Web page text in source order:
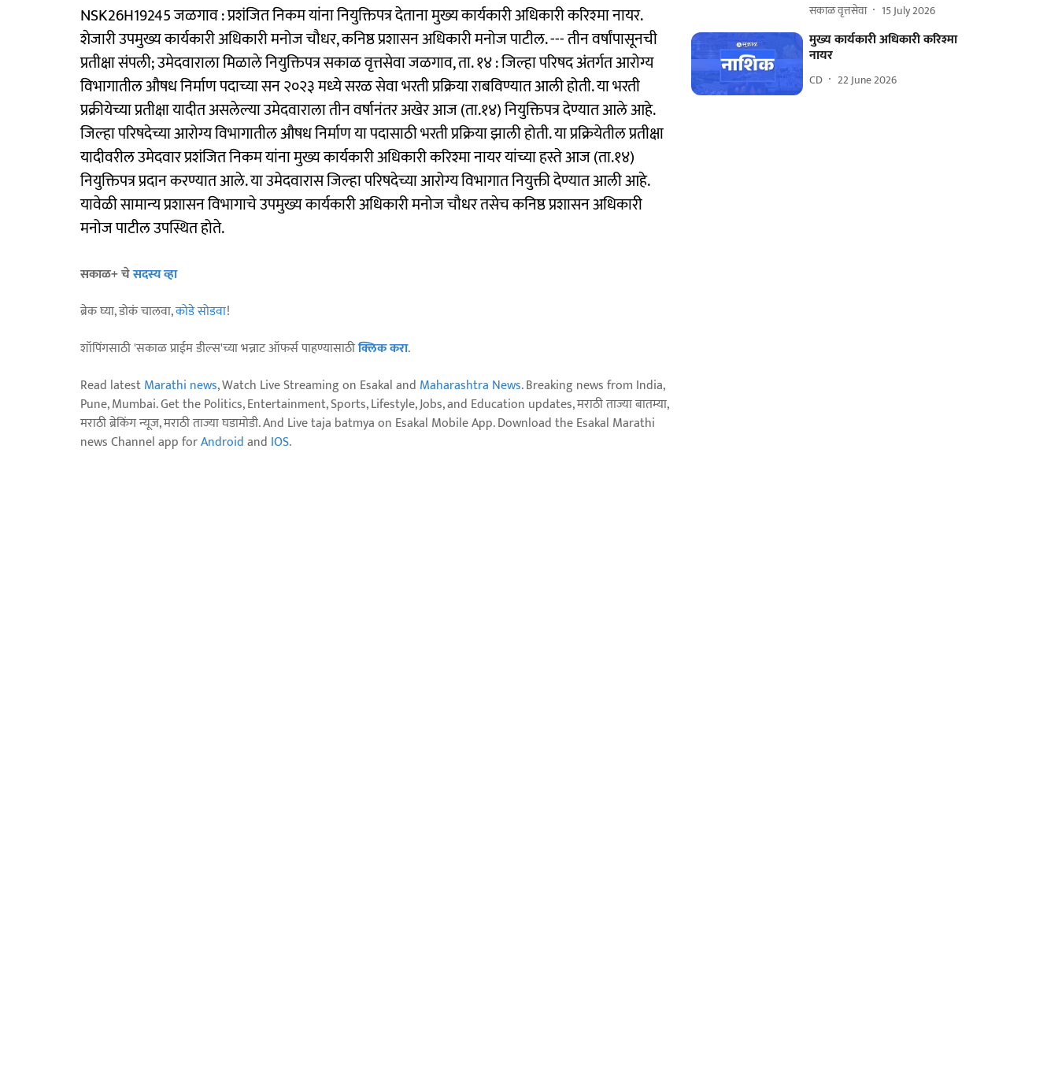
NSK26H19245 जळगाव : प्रशंजित निकम यांना नियुक्तिपत्र देताना मुख्‍य कार्यकारी अधिकारी करिश्‍मा नायर.
शेजारी उपमुख्य कार्यकारी अधिकारी मनोज चौधर, कनिष्ठ प्रशासन अधिकारी मनोज पाटील. --- तीन वर्षांपासूनची
प्रतीक्षा संपली; उमेदवाराला मिळाले नियुक्तिपत्र सकाळ वृत्तसेवा जळगाव, ता. १४ : जिल्हा परिषद अंतर्गत आरोग्य
विभागातील औषध निर्माण पदाच्या सन २०२३ मध्‍ये सरळ सेवा भरती प्रक्रिया राबविण्यात आली होती. या भरती
प्रक्रीयेच्‍या प्रतीक्षा यादीत असलेल्‍या उमेदवाराला तीन वर्षानंतर अखेर आज (ता.१४) नियुक्तिपत्र देण्यात आले आहे.
जिल्‍हा परिषदेच्‍या आरोग्‍य विभागातील औषध निर्माण या पदासाठी भरती प्रक्रिया झाली होती. या प्रक्रियेतील प्रतीक्षा
यादीवरील उमेदवार प्रशंजित निकम यांना मुख्य कार्यकारी अधिकारी करिश्मा नायर यांच्या हस्ते आज (ता.१४)
नियुक्तिपत्र प्रदान करण्यात आले. या उमेदवारास जिल्हा परिषदेच्या आरोग्य विभागात नियुक्ती देण्यात आली आहे.
यावेळी सामान्‍य प्रशासन विभागाचे उपमुख्य कार्यकारी अधिकारी मनोज चौधर तसेच कनिष्ठ प्रशासन अधिकारी
मनोज पाटील उपस्थित होते.
सकाळ+ चेसदस्य व्हा
ब्रेक घ्या, डोकं चालवा,कोडे सोडवा!
शॉपिंगसाठी 'सकाळ प्राईम डील्स'च्या भन्नाट ऑफर्स पाहण्यासाठीक्लिक करा.
Read latestMarathi news, Watch Live Streaming on Esakal and Maharashtra News. Breaking news from India,
Pune, Mumbai. Get the Politics, Entertainment, Sports, Lifestyle, Jobs, and Education updates, मराठी ताज्या बातम्या,
मराठी ब्रेकिंग न्यूज, मराठी ताज्या घडामोडी. And Live taja batmya on Esakal Mobile App. Download the Esakal Marathi
news Channel app forAndroidand IOS.
सकाळ वृत्तसेवा 15 July 2026
मुख्य कार्यकारी अधिकारी करिश्मा
नायर
CD 22 June 2026